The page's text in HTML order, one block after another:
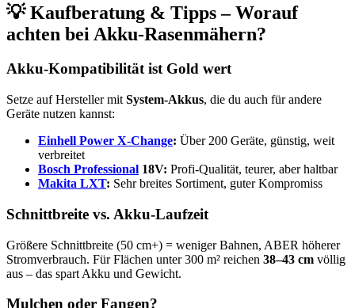
💡 Kaufberatung & Tipps – Worauf
achten bei Akku-Rasenmähern?
Akku-Kompatibilität ist Gold wert
Setze auf Hersteller mit System-Akkus, die du auch für andere
Geräte nutzen kannst:
Einhell Power X-Change: Über 200 Geräte, günstig, weit
verbreitet
Bosch Professional 18V: Profi-Qualität, teurer, aber haltbar
Makita LXT: Sehr breites Sortiment, guter Kompromiss
Schnittbreite vs. Akku-Laufzeit
Größere Schnittbreite (50 cm+) = weniger Bahnen, ABER höherer
Stromverbrauch. Für Flächen unter 300 m² reichen 38–43 cm völlig
aus – das spart Akku und Gewicht.
Mulchen oder Fangen?